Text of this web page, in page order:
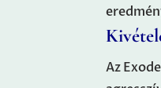
Az